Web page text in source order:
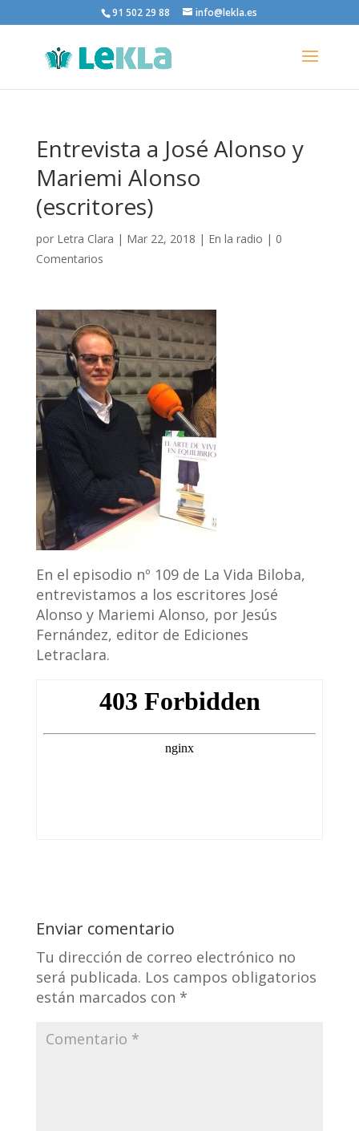
91 502 29 88 info@lekla.es
Entrevista a José Alonso y
Mariemi Alonso
(escritores)
por Letra Clara | Mar 22, 2018 | En la radio | 0
Comentarios
En el episodio nº 109 de La Vida Biloba,
entrevistamos a los escritores José
Alonso y Mariemi Alonso, por Jesús
Fernández, editor de Ediciones
Letraclara.
Enviar comentario
Tu dirección de correo electrónico no
será publicada. Los campos obligatorios
están marcados con *